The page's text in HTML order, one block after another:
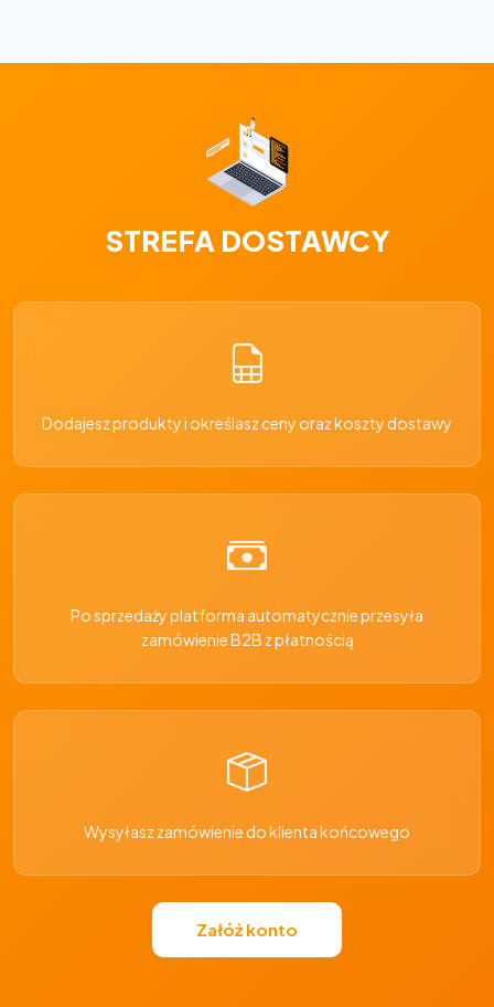
STREFA DOSTAWCY
Dodajesz produkty i określasz ceny oraz koszty dostawy
Po sprzedaży platforma automatycznie przesyła
zamówienie B2B z płatnością
Wysyłasz zamówienie do klienta końcowego
Załóż konto